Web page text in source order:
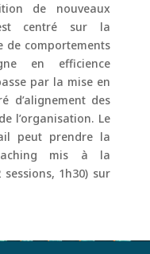
de nouveaux
centré sur la
de comportements
en efficience
par la mise en
d’alignement des
l’organisation. Le
peut prendre la
mis à la
1h30) sur